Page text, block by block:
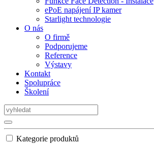
ePoE napájení IP kamer
Starlight technologie
O nás
O firmě
Podporujeme
Reference
Výstavy
Kontakt
Spolupráce
Školení
Kategorie produktů